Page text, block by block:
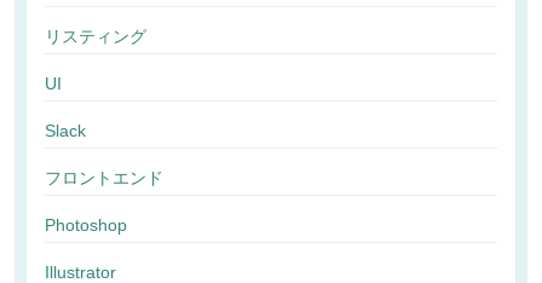
リスティング
UI
Slack
フロントエンド
Photoshop
Illustrator